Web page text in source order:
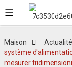
Maison
système
mesurer